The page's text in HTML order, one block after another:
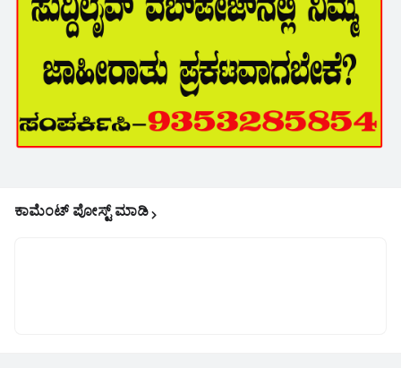
ಕಾಮೆಂಟ್‌‌ ಪೋಸ್ಟ್‌ ಮಾಡಿ